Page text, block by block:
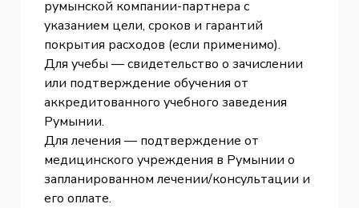
румынской компании-партнера с
указанием цели, сроков и гарантий
покрытия расходов (если применимо).
Для учебы — свидетельство о зачислении
или подтверждение обучения от
аккредитованного учебного заведения
Румынии.
Для лечения — подтверждение от
медицинского учреждения в Румынии о
запланированном лечении/консультации и
его оплате.